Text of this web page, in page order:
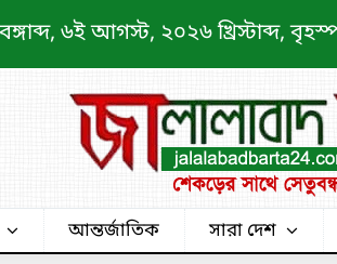
৬ই আগস্ট, ২০২৬ খ্রিস্টাব্দ,
আন্তর্জাতিক সারা দেশ